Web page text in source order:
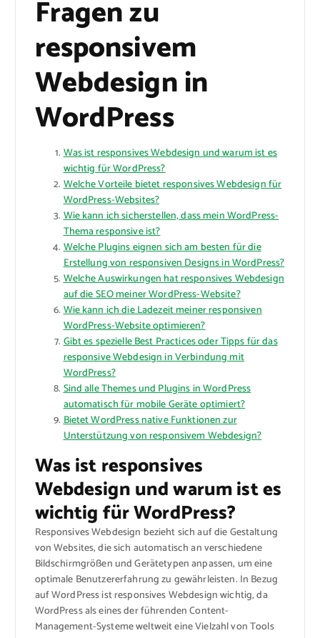
Fragen zu
responsivem
Webdesign in
WordPress
Was ist responsives Webdesign und warum ist es
wichtig für WordPress?
Welche Vorteile bietet responsives Webdesign für
WordPress-Websites?
Wie kann ich sicherstellen, dass mein WordPress-
Thema responsive ist?
Welche Plugins eignen sich am besten für die
Erstellung von responsiven Designs in WordPress?
Welche Auswirkungen hat responsives Webdesign
auf die SEO meiner WordPress-Website?
Wie kann ich die Ladezeit meiner responsiven
WordPress-Website optimieren?
Gibt es spezielle Best Practices oder Tipps für das
responsive Webdesign in Verbindung mit
WordPress?
Sind alle Themes und Plugins in WordPress
automatisch für mobile Geräte optimiert?
Bietet WordPress native Funktionen zur
Unterstützung von responsivem Webdesign?
Was ist responsives
Webdesign und warum ist es
wichtig für WordPress?
Responsives Webdesign bezieht sich auf die Gestaltung
von Websites, die sich automatisch an verschiedene
Bildschirmgrößen und Gerätetypen anpassen, um eine
optimale Benutzererfahrung zu gewährleisten. In Bezug
auf WordPress ist responsives Webdesign wichtig, da
WordPress als eines der führenden Content-
Management-Systeme weltweit eine Vielzahl von Tools